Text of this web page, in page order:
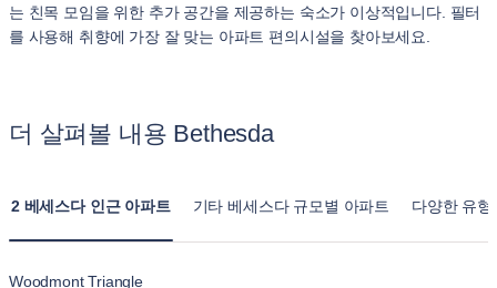
는 친목 모임을 위한 추가 공간을 제공하는 숙소가 이상적입니다. 필터
를 사용해 취향에 가장 잘 맞는 아파트 편의시설을 찾아보세요.
더 살펴볼 내용 Bethesda
2 베세스다 인근 아파트 기타 베세스다 규모별 아파트 다양한 유
Woodmont Triangle